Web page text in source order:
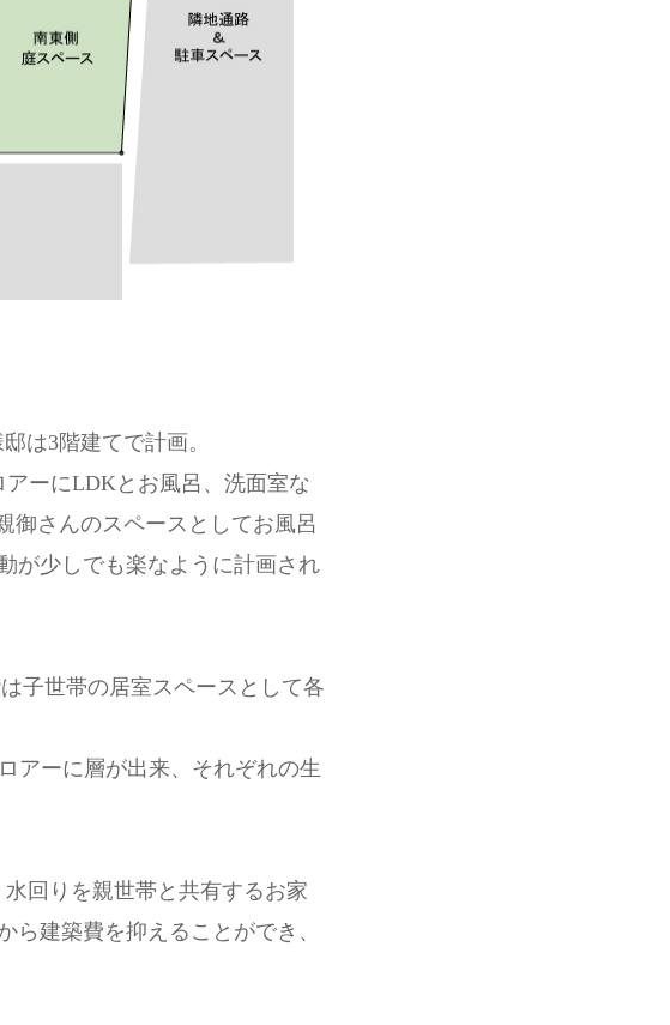
は3階建てで計画。
ーにLDKとお風呂、洗面室な
御さんのスペースとしてお風呂
が少しでも楽なように計画され
子世帯の居室スペースとして各
アーに層が出来、それぞれの生
回りを親世帯と共有するお家
建築費を抑えることができ、